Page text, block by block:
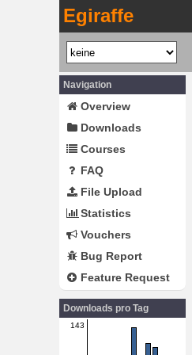
Egiraffe
Navigation
Overview
Downloads
Courses
FAQ
File Upload
Statistics
Vouchers
Bug Report
Feature Request
Downloads pro Tag
143